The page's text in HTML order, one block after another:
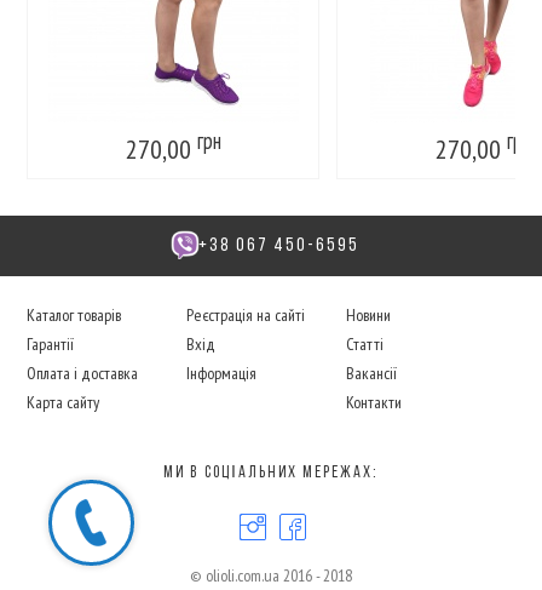
270,00 грн 270,00 грн
+38 067 450-6595
Каталог товарів
Гарантії
Оплата і доставка
Карта сайту
Реєстрація на сайті
Вхід
Інформація
Новини
Статті
Вакансії
Контакти
Ми в соцІальних мережах:
© olioli.com.ua 2016 - 2018